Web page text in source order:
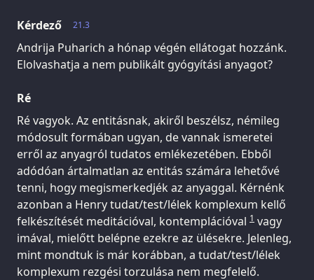
21.3
Kérdező
Andrija Puharich a hónap végén ellátogat hozzánk.
Elolvashatja a nem publikált gyógyítási anyagot?
Ré
Ré vagyok. Az entitásnak, akiről beszélsz, némileg
módosult formában ugyan, de vannak ismeretei
erről az anyagról tudatos emlékezetében. Ebből
adódóan ártalmatlan az entitás számára lehetővé
tenni, hogy megismerkedjék az anyaggal. Kérnénk
azonban a Henry tudat/test/lélek komplexum kellő
felkészítését meditációval, kontemplációval 1 vagy
imával, mielőtt belépne ezekre az ülésekre. Jelenleg,
mint mondtuk is már korábban, a tudat/test/lélek
komplexum rezgési torzulása nem megfelelő.